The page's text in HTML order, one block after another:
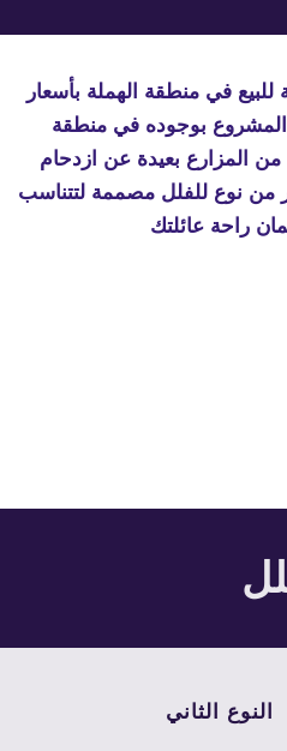
راحة عائلتك
النوع الثاني